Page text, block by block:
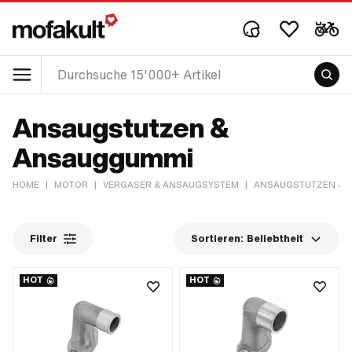
Ansaugstutzen &
Ansauggummi
HOME | MOTOR | VERGASER & ANSAUGSYSTEM | ANSAUGSTUTZEN &
Filter Sortieren: Beliebtheit
HOT HOT